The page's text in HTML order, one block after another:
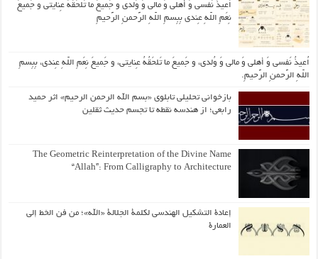
اُعیذُ نَفسی وَ أهلی وَ مالی وَ وُلدی و جَمیعَ ما تَلحَقُهُ عِنایتی و جَمیعَ
نِعَمِ اللّهِ عِندی بِبِسمِ اللّهِ الرَّحمنِ الرَّحیمِ
اُعیذُ نَفسی وَ أهلی وَ مالی وَ وُلدی، و جَمیعَ ما تَلحَقُهُ عِنایتی، و جَمیعَ نِعَمِ اللّهِ عِندی، بِبِسمِ
اللّهِ الرَّحمنِ الرَّحیمِ.
بازخوانی تحلیلی تابلوی «بسم الله الرحمن الرحیم» اثر حمید
رابعی؛ از هندسه نقطه تا تجسم حدیث ثقلین
The Geometric Reinterpretation of the Divine Name
“Allah”: From Calligraphy to Architecture
إعادة التشكيل الهندسي لكلمة الجلالة «الله»؛ من فن الخط إلى
العمارة